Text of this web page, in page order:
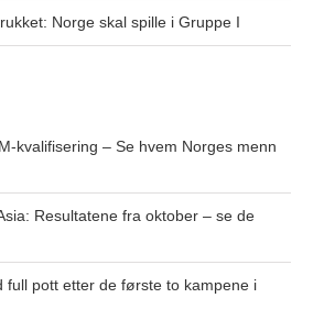
Norge skal spille i Gruppe I
kvalifisering – Se hvem Norges menn
Resultatene fra oktober – se de
full pott etter de første to kampene i